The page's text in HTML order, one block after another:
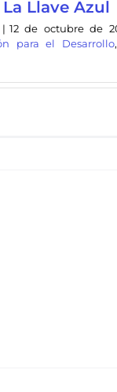
Llave Azul
| 12 de octubre de
para el Desarrollo